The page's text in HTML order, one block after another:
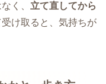
く、 立て直してから
け取ると、気持ちが